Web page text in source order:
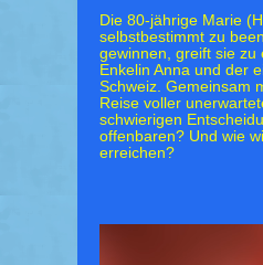
Die 80-jährige Marie
selbstbestimmt zu
gewinnen, greift sie zu
Enkelin Anna und der
Schweiz. Gemeinsam
Reise voller
schwierigen
offenbaren? Und wie
erreichen?